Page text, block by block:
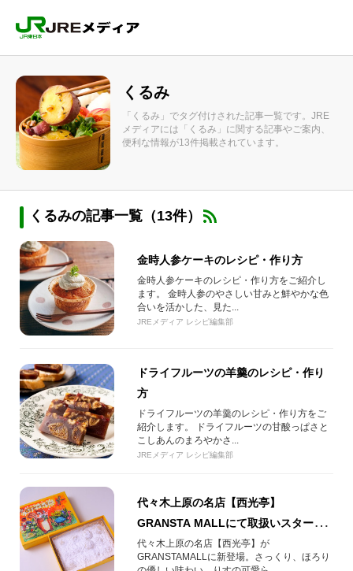
くるみ
「くるみ」でタグ付けされた記事一覧です。JRE
メディアには「くるみ」に関する記事やご案内、
便利な情報が13件掲載されています。
くるみの記事一覧（13件）
金時人参ケーキのレシピ・作り方
金時人参ケーキのレシピ・作り方をご紹介し
ます。 金時人参のやさしい甘みと鮮やかな色
合いを活かした、見た...
JREメディア レシピ編集部
ドライフルーツの羊羹のレシピ・作り
方
ドライフルーツの羊羹のレシピ・作り方をご
紹介します。 ドライフルーツの甘酸っぱさと
こしあんのまろやかさ...
JREメディア レシピ編集部
代々木上原の名店【西光亭】
GRANSTA MALLにて取扱いスター
ト！
代々木上原の名店【西光亭】が
GRANSTAMALLに新登場。さっくり、ほろり